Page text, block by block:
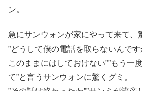
ン。
急にサンウォンが家にやって来て、
”どうして僕の電話を取らないんです
このままにはしておけない””もう一
て”と言うサンウォンに驚くグミ。